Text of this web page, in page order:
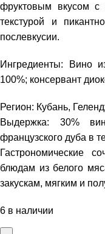
фруктовым вкусом с
текстурой и
послевкусии.
Ингредиенты: Вино
100%; консервант
Регион: Кубань,
Выдержка: 30%
французского дуба в
Гастрономические
блюдам из белого
закускам, мягким и
6 в наличии